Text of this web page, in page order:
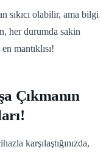
sıkıcı olabilir, ama bilgi
her durumda sakin
mantıklısı!
Çıkmanın
karşılaştığınızda,